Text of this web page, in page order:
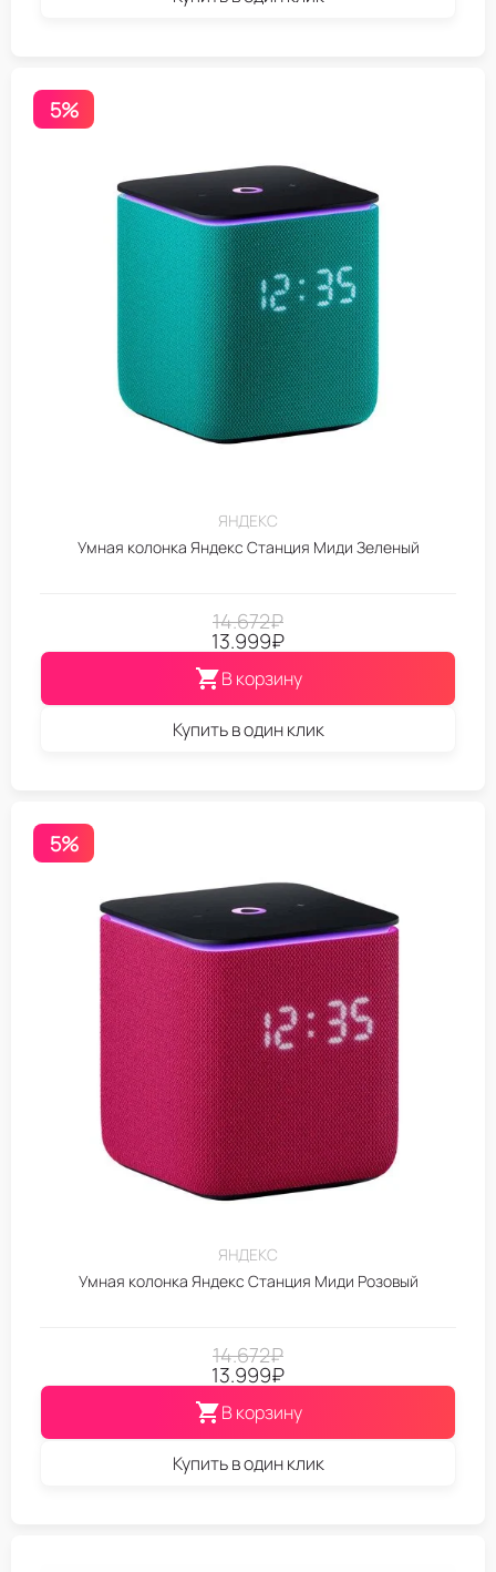
5%
ЯНДЕКС
Умная колонка Яндекс Станция Миди Зеленый
14.672₽
13.999₽
В корзину
Купить в один клик
5%
ЯНДЕКС
Умная колонка Яндекс Станция Миди Розовый
14.672₽
13.999₽
В корзину
Купить в один клик